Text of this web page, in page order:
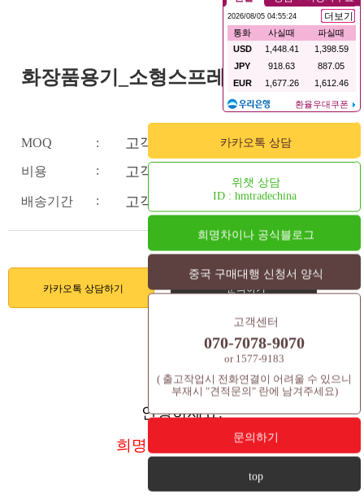
카카오톡 상담
위챗 상담
ID : hmtradechina
희명차이나 공식블로그
중국 구매대행 신청서 양식
고객센터
070-7078-9070
or 1577-9183
( 출고작업시 전화연결이 어려울 수 있으니
부재시 "견적문의" 란에 남겨주세요)
문의하기
top
화장품용기_소형스프레이
MOQ : 고객센터문의
비용 : 고객센터문의
배송기간 : 고객센터문의
카카오톡 상담하기 문의하기
안녕하세요.
희명차이나
입니다.